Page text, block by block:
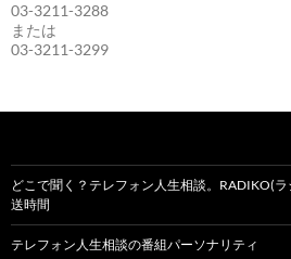
03-3211-3288
または
03-3211-3299
どこで聞く？テレフォン人生相談。RADIKO(
送時間
テレフォン人生相談の番組パーソナリティ